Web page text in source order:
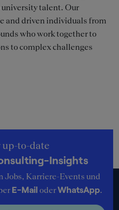
talent. Our
and driven individuals from
who work together to
to complex challenges
to-date
Insights
Jobs, Karriere-Events und
E-Mail oderWhatsApp.